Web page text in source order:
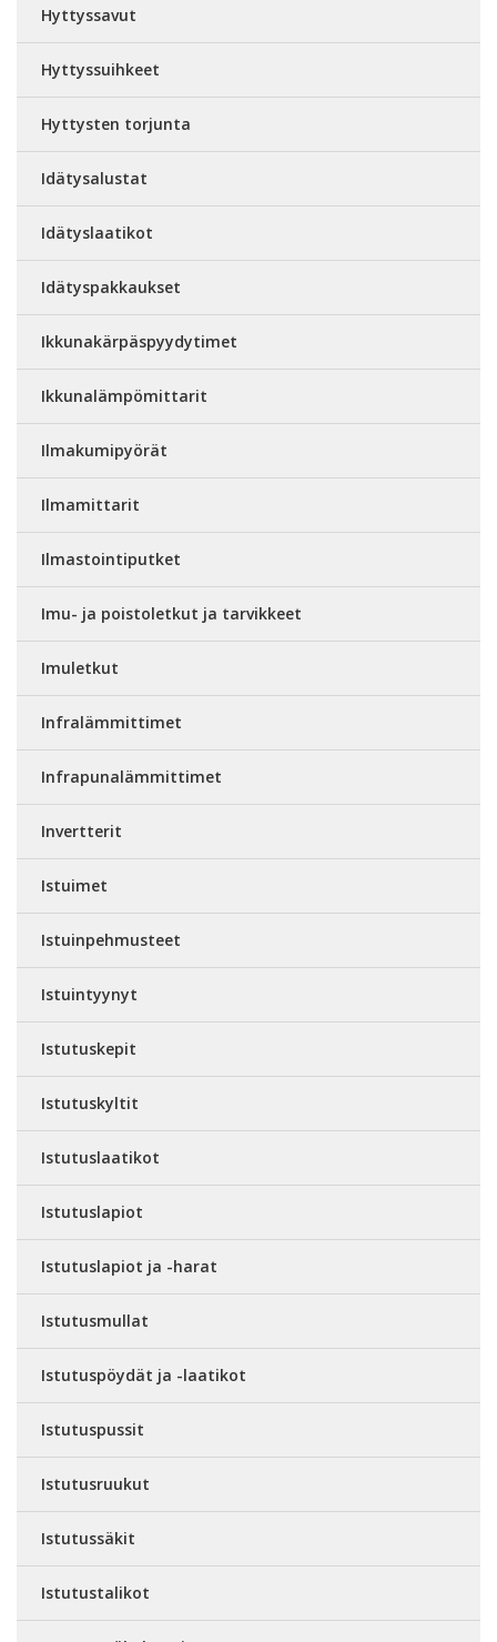
Hyttyssavut
Hyttyssuihkeet
Hyttysten torjunta
Idätysalustat
Idätyslaatikot
Idätyspakkaukset
Ikkunakärpäspyydytimet
Ikkunalämpömittarit
Ilmakumipyörät
Ilmamittarit
Ilmastointiputket
Imu- ja poistoletkut ja tarvikkeet
Imuletkut
Infralämmittimet
Infrapunalämmittimet
Invertterit
Istuimet
Istuinpehmusteet
Istuintyynyt
Istutuskepit
Istutuskyltit
Istutuslaatikot
Istutuslapiot
Istutuslapiot ja -harat
Istutusmullat
Istutuspöydät ja -laatikot
Istutuspussit
Istutusruukut
Istutussäkit
Istutustalikot